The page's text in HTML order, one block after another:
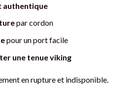
authentique
par cordon
pour un port facile
une tenue viking
en rupture et indisponible.